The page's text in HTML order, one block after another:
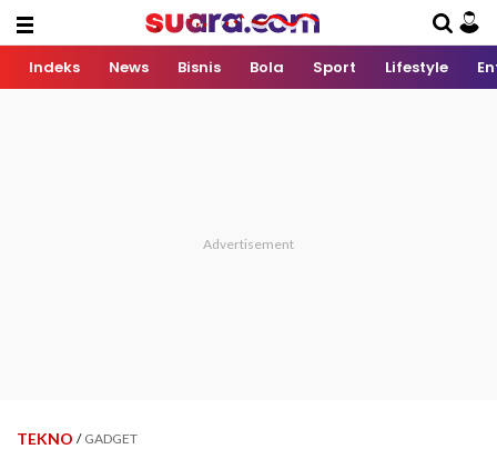
Indeks News Bisnis Bola Sport Lifestyle
TEKNO / GADGET